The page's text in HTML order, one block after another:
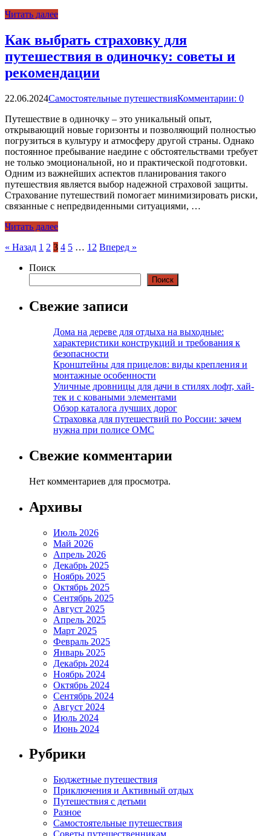
Читать далее
Как выбрать страховку для
путешествия в одиночку: советы и
рекомендации
22.06.2024Самостоятельные путешествияКомментарии: 0
Путешествие в одиночку – это уникальный опыт,
открывающий новые горизонты и позволяющий полностью
погрузиться в культуру и атмосферу другой страны. Однако
постоянное пребывание наедине с обстоятельствами требует
не только эмоциональной, но и практической подготовки.
Одним из важнейших аспектов планирования такого
путешествия является выбор надежной страховой защиты.
Страхование путешествий помогает минимизировать риски,
связанные с непредвиденными ситуациями, …
Читать далее
Пагинация
записей
« Назад 1 2 3 4 5 … 12 Вперед »
Поиск
Поиск
Свежие записи
Дома на дереве для отдыха на выходные:
характеристики конструкций и требования к
безопасности
Кронштейны для прицелов: виды крепления и
монтажные особенности
Уличные дровницы для дачи в стилях лофт, хай-
тек и с коваными элементами
Обзор каталога лучших дорог
Страховка для путешествий по России: зачем
нужна при полисе ОМС
Свежие комментарии
Нет комментариев для просмотра.
Архивы
Июль 2026
Май 2026
Апрель 2026
Декабрь 2025
Ноябрь 2025
Октябрь 2025
Сентябрь 2025
Август 2025
Апрель 2025
Март 2025
Февраль 2025
Январь 2025
Декабрь 2024
Ноябрь 2024
Октябрь 2024
Сентябрь 2024
Август 2024
Июль 2024
Июнь 2024
Рубрики
Бюджетные путешествия
Приключения и Активный отдых
Путешествия с детьми
Разное
Самостоятельные путешествия